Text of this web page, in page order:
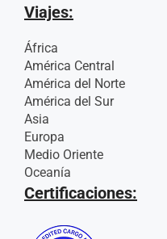
Viajes:
África
América Central
América del Norte
América del Sur
Asia
Europa
Medio Oriente
Oceanía
Certificaciones: